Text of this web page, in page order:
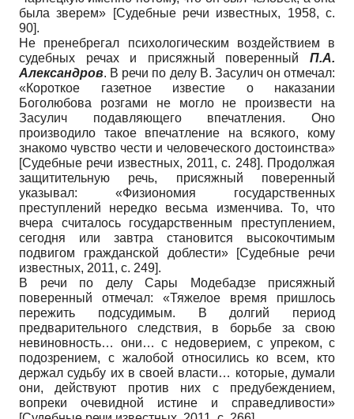
была зверем»
[Судебные речи известных, 1958, с.
90].
Не пренебрегал психологическим воздействием в
судебных речах и присяжный поверенный П.А.
Александров. В речи по делу В. Засулич он отмечал:
«Короткое газетное известие о наказании
Боголюбова розгами не могло не произвести на
Засулич подавляющего впечатления. Оно
производило такое впечатление на всякого, кому
знакомо чувство чести и человеческого достоинства»
[Судебные речи известных, 2011, c. 248]. Продолжая
защитительную речь, присяжный поверенный
указывал: «Физиономия государственных
преступлений нередко весьма изменчива. То, что
вчера считалось государственным преступлением,
сегодня или завтра становится высокочтимым
подвигом гражданской доблести»
[Судебные речи
известных, 2011, с. 249].
В речи по делу Сары Модебадзе присяжный
поверенный отмечал: «Тяжелое время пришлось
пережить подсудимым. В долгий период
предварительного следствия, в борьбе за свою
невиновность… они… с недоверием, с упреком, с
подозрением, с жалобой относились ко всем, кто
держал судьбу их в своей власти… которые, думали
они, действуют против них с предубеждением,
вопреки очевидной истине и справедливости»